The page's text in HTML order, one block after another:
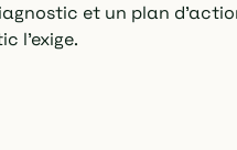
et un plan
l'exige.